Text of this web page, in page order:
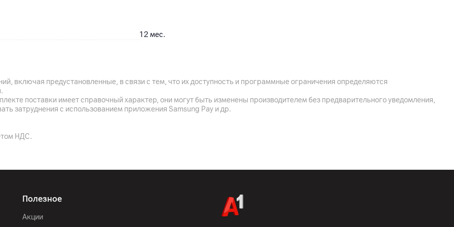
12 мес.
Middle Street, Haidian District, Beijing, Китай
решетка, фритюрница, комплектная документация, корзина
включая предустановленные, в связи с тем, что их доступность и программные ограничения определяются
поставки имеет справочный характер, они могут быть изменены производителем без предварительного уведомления,
затруднения с использованием приложения Samsung Pay и др.
НДС.
Полезное
Акции